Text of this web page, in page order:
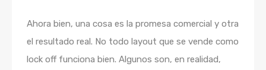
Ahora bien, una cosa es la promesa comercial y otra
el resultado real. No todo layout que se vende como
lock off funciona bien. Algunos son, en realidad,